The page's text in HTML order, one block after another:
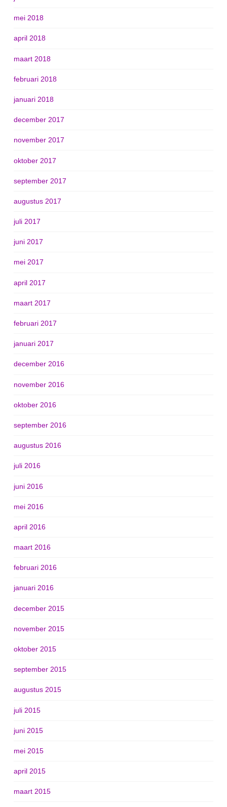
mei 2018
april 2018
maart 2018
februari 2018
januari 2018
december 2017
november 2017
oktober 2017
september 2017
augustus 2017
juli 2017
juni 2017
mei 2017
april 2017
maart 2017
februari 2017
januari 2017
december 2016
november 2016
oktober 2016
september 2016
augustus 2016
juli 2016
juni 2016
mei 2016
april 2016
maart 2016
februari 2016
januari 2016
december 2015
november 2015
oktober 2015
september 2015
augustus 2015
juli 2015
juni 2015
mei 2015
april 2015
maart 2015